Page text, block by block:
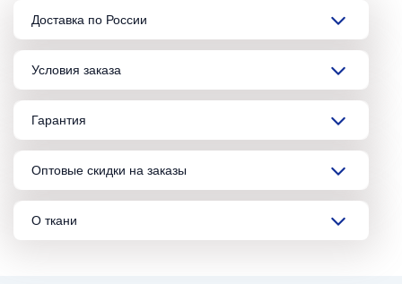
Доставка по России
Условия заказа
Гарантия
Оптовые скидки на заказы
О ткани